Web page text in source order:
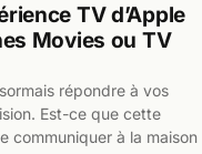
TV d’Apple
Movies ou TV
répondre à vos
Est-ce que cette
communiquer à la maison